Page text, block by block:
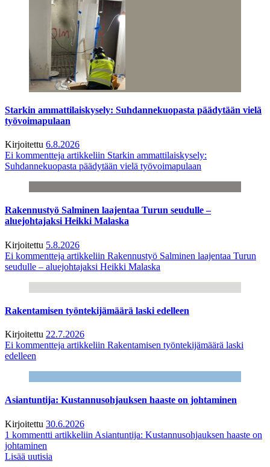
Starkin ammattilaiskysely: Suhdannekuopasta päädytään vielä
työvoimapulaan
Kirjoitettu 6.8.2026
Ei kommentteja artikkeliin Starkin ammattilaiskysely:
Suhdannekuopasta päädytään vielä työvoimapulaan
Rakennustyö Salminen laajentaa Turun seudulle –
aluejohtajaksi Heikki Malaska
Kirjoitettu 5.8.2026
Ei kommentteja artikkeliin Rakennustyö Salminen laajentaa Turun
seudulle – aluejohtajaksi Heikki Malaska
Rakentamisen työntekijämäärä laski edelleen
Kirjoitettu 22.7.2026
Ei kommentteja artikkeliin Rakentamisen työntekijämäärä laski
edelleen
Asiantuntija: Kustannusohjauksen haaste on johtaminen
Kirjoitettu 30.6.2026
1 kommentti artikkeliin Asiantuntija: Kustannusohjauksen haaste on
johtaminen
Lisää uutisia